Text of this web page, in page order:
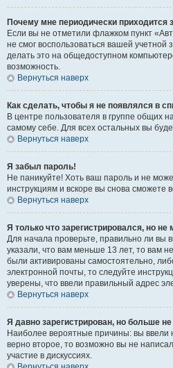
Почему мне периодически приходится
Если вы не отметили флажком пункт
не смог воспользоваться вашей
делать это на общедоступном
возможность.
Вернуться наверх
Как сделать, чтобы я не появлялся в
В центре пользователя в группе общих
самому себе. Для всех остальных вы
Вернуться наверх
Я забыл пароль!
Не паникуйте! Хоть ваш пароль и не
инструкциям и вскоре вы снова сможете
Вернуться наверх
Я только что зарегистрировался, но не
Для начала проверьте, правильно ли вы
указали, что вам меньше 13 лет, то вам
были активированы самостоятельно,
электронной почты, то следуйте
уверены, что ввели правильный адрес
Вернуться наверх
Я давно зарегистрирован, но больше не
Наиболее вероятные причины: вы ввели
верно второе, то возможно вы не
участие в дискуссиях.